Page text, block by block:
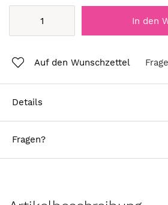
In den
Auf den Wunschzettel
Details
Fragen?